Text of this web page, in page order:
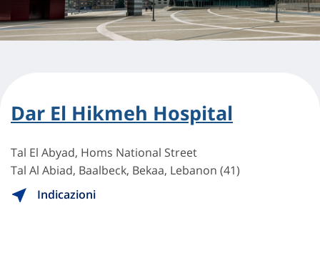
Dar El Hikmeh Hospital
Tal El Abyad, Homs National Street
Tal Al Abiad, Baalbeck, Bekaa, Lebanon (41)
Indicazioni